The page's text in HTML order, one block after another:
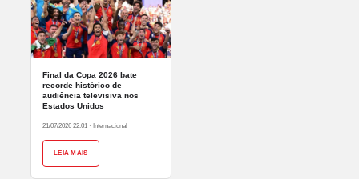
Final da Copa 2026 bate
recorde histórico de
audiência televisiva nos
Estados Unidos
21/07/2026 22:01 · Internacional
LEIA MAIS